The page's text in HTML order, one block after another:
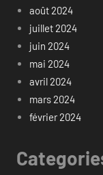
août 2024
juillet 2024
juin 2024
mai 2024
avril 2024
mars 2024
février 2024